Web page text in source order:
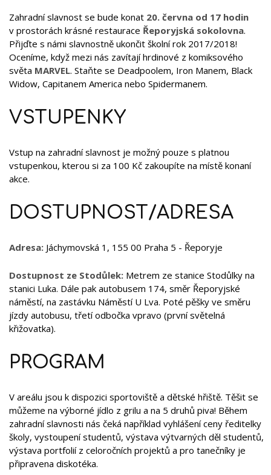
Zahradní slavnost se bude konat 20. června od 17 hodin
v prostorách krásné restaurace Řeporyjská sokolovna.
Přijďte s námi slavnostně ukončit školní rok 2017/2018!
Oceníme, když mezi nás zavítají hrdinové z komiksového
světa MARVEL. Staňte se Deadpoolem, Iron Manem, Black
Widow, Capitanem America nebo Spidermanem.
VSTUPENKY
Vstup na zahradní slavnost je možný pouze s platnou
vstupenkou, kterou si za 100 Kč zakoupíte na místě konaní
akce.
DOSTUPNOST/ADRESA
Adresa: Jáchymovská 1, 155 00 Praha 5 - Řeporyje
Dostupnost ze Stodůlek: Metrem ze stanice Stodůlky na
stanici Luka. Dále pak autobusem 174, směr Řeporyjské
náměstí, na zastávku Náměstí U Lva. Poté pěšky ve směru
jízdy autobusu, třetí odbočka vpravo (první světelná
křižovatka).
PROGRAM
V areálu jsou k dispozici sportoviště a dětské hřiště. Těšit se
můžeme na výborné jídlo z grilu a na 5 druhů piva! Během
zahradní slavnosti nás čeká například vyhlášení ceny ředitelky
školy, vystoupení studentů, výstava výtvarných děl studentů,
výstava portfolií z celoročních projektů a pro tanečníky je
připravena diskotéka.